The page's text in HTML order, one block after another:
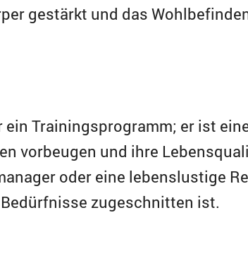
gestärkt und das
ein Trainingsprogramm; er ist
vorbeugen und ihre
oder eine lebenslustige
zugeschnitten ist.